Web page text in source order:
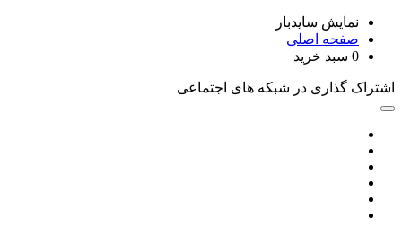
نمایش سایدبار
صفحه اصلی
0 سبد خرید
اشتراک گذاری در شبکه های اجتماعی